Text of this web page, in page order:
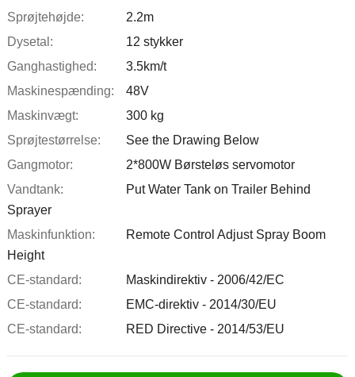
Sprøjtehøjde:
2.2m
Dysetal:
12 stykker
Ganghastighed:
3.5km/t
Maskinespænding:
48V
Maskinvægt:
300 kg
Sprøjtestørrelse:
See the Drawing Below
Gangmotor:
2*800W Børsteløs servomotor
Vandtank:
Put Water Tank on Trailer Behind
Sprayer
Maskinfunktion:
Remote Control Adjust Spray Boom
Height
CE-standard:
Maskindirektiv - 2006/42/EC
CE-standard:
EMC-direktiv - 2014/30/EU
CE-standard:
RED Directive - 2014/53/EU